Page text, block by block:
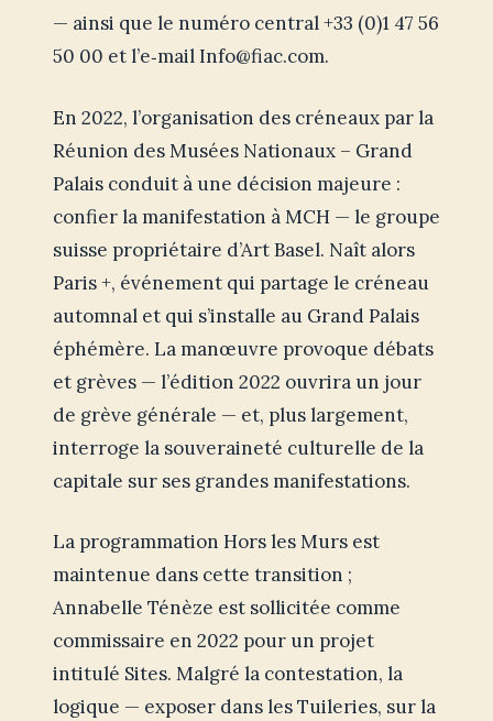
— ainsi que le numéro central +33 (0)1 47 56
50 00 et l’e‑mailInfo@fiac.com.
En 2022, l’organisation des créneaux par la
Réunion des Musées Nationaux – Grand
Palais conduit à une décision majeure :
confier la manifestation à MCH — le groupe
suisse propriétaire d’Art Basel. Naît alors
Paris +, événement qui partage le créneau
automnal et qui s’installe au Grand Palais
éphémère. La manœuvre provoque débats
et grèves — l’édition 2022 ouvrira un jour
de grève générale — et, plus largement,
interroge la souveraineté culturelle de la
capitale sur ses grandes manifestations.
La programmation Hors les Murs est
maintenue dans cette transition ;
Annabelle Ténèze est sollicitée comme
commissaire en 2022 pour un projet
intitulé Sites. Malgré la contestation, la
logique — exposer dans les Tuileries, sur la